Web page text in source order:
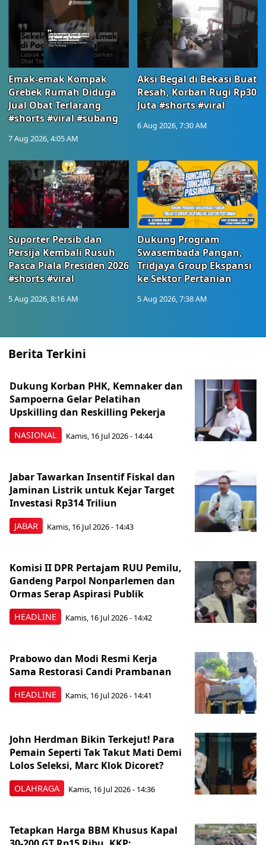
Emak-emak Kompak
Grebek Rumah Diduga
Jual Obat Terlarang
#shorts #viral #subang
7 Aug 2026, 4:05 AM
Aksi Begal di Bekasi Buat
Resah, Korban Rugi Rp30
Juta #shorts #viral
6 Aug 2026, 7:30 AM
Suporter Persib dan
Persija Kembali Rusuh
Pasca Piala Presiden 2026
#shorts #viral
5 Aug 2026, 8:16 AM
Dukung Program
Swasembada Pangan,
Tridjaya Group Ekspansi
ke Sektor Pertanian
5 Aug 2026, 7:38 AM
Berita Terkini
NASIONAL
Dukung Korban PHK, Kemnaker dan
Sampoerna Gelar Pelatihan
Upskilling dan Reskilling Pekerja
Kamis, 16 Jul 2026 - 14:44
JABAR
Jabar Tawarkan Insentif Fiskal dan
Jaminan Listrik untuk Kejar Target
Investasi Rp314 Triliun
Kamis, 16 Jul 2026 - 14:43
HEADLINE
Komisi II DPR Pertajam RUU Pemilu,
Gandeng Parpol Nonparlemen dan
Ormas Serap Aspirasi Publik
Kamis, 16 Jul 2026 - 14:42
HEADLINE
Prabowo dan Modi Resmi Kerja
Sama Restorasi Candi Prambanan
Kamis, 16 Jul 2026 - 14:41
OLAHRAGA
John Herdman Bikin Terkejut! Para
Pemain Seperti Tak Takut Mati Demi
Lolos Seleksi, Marc Klok Dicoret?
Kamis, 16 Jul 2026 - 14:36
Tetapkan Harga BBM Khusus Kapal